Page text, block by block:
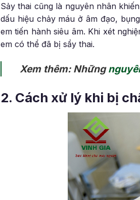
Sảy thai cũng là nguyên nhân
dấu hiệu chảy máu ở âm đạo,
em tiến hành siêu âm. Khi xét
em có thể đã bị sẩy thai.
Xem thêm: Những
2. Cách xử lý khi bị